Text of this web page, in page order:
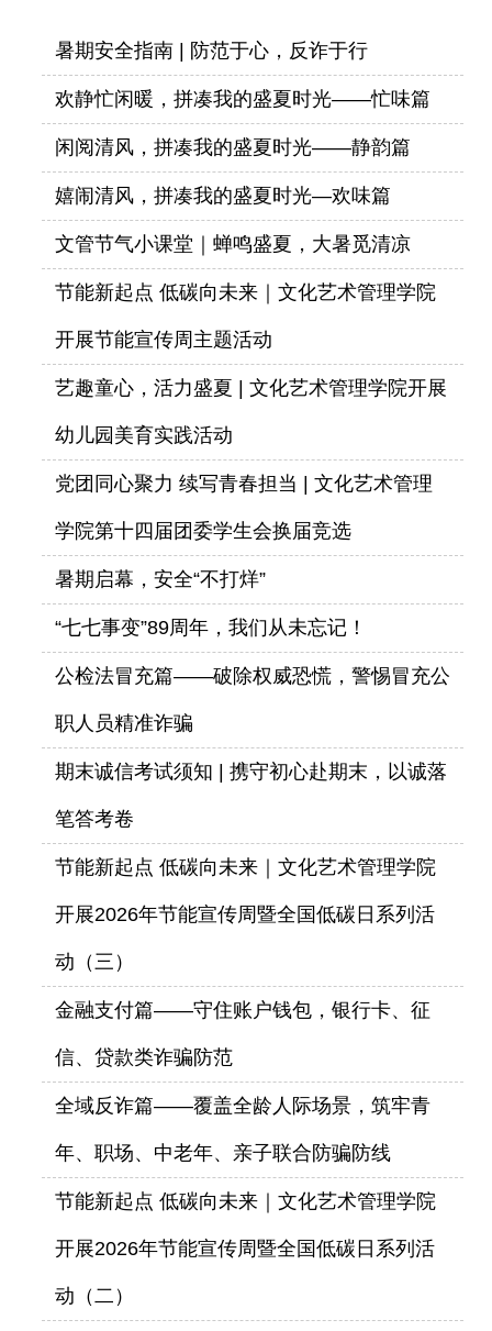
暑期安全指南 | 防范于心，反诈于行
欢静忙闲暖，拼凑我的盛夏时光——忙味篇
闲阅清风，拼凑我的盛夏时光——静韵篇
嬉闹清风，拼凑我的盛夏时光—欢味篇
文管节气小课堂｜蝉鸣盛夏，大暑觅清凉
节能新起点 低碳向未来｜文化艺术管理学院
开展节能宣传周主题活动
艺趣童心，活力盛夏 | 文化艺术管理学院开展
幼儿园美育实践活动
党团同心聚力 续写青春担当 | 文化艺术管理
学院第十四届团委学生会换届竞选
暑期启幕，安全“不打烊”
“七七事变”89周年，我们从未忘记！
公检法冒充篇——破除权威恐慌，警惕冒充公
职人员精准诈骗
期末诚信考试须知 | 携守初心赴期末，以诚落
笔答考卷
节能新起点 低碳向未来｜文化艺术管理学院
开展2026年节能宣传周暨全国低碳日系列活
动（三）
金融支付篇——守住账户钱包，银行卡、征
信、贷款类诈骗防范
全域反诈篇——覆盖全龄人际场景，筑牢青
年、职场、中老年、亲子联合防骗防线
节能新起点 低碳向未来｜文化艺术管理学院
开展2026年节能宣传周暨全国低碳日系列活
动（二）